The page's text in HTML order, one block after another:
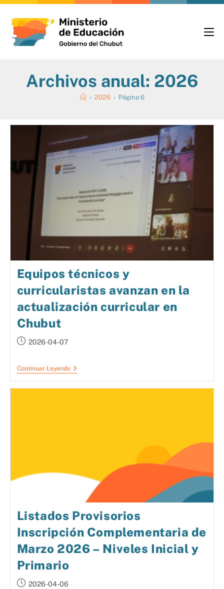
Archivos anual: 2026
› 2026 › Página 6
Equipos técnicos y
curricularistas avanzan en la
actualización curricular en
Chubut
2026-04-07
Continuar Leyendo
Listados Provisorios
Inscripción Complementaria de
Marzo 2026 – Niveles Inicial y
Primario
2026-04-06